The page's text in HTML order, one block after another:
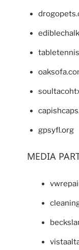
gpsyfl.org
MEDIA